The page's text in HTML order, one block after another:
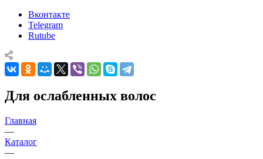
Вконтакте
Telegram
Rutube
Для ослабленных волос
Главная
—
Каталог
—